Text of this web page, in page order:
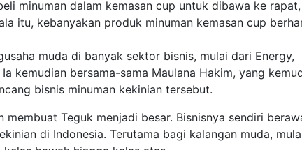
minuman dalam kemasan cup untuk dibawa ke rapat,
itu, kebanyakan produk minuman kemasan cup
muda di banyak sektor bisnis, mulai dari Energy,
kemudian bersama-sama Maulana Hakim, yang
bisnis minuman kekinian tersebut.
Teguk menjadi besar. Bisnisnya sendiri
di Indonesia. Terutama bagi kalangan muda,